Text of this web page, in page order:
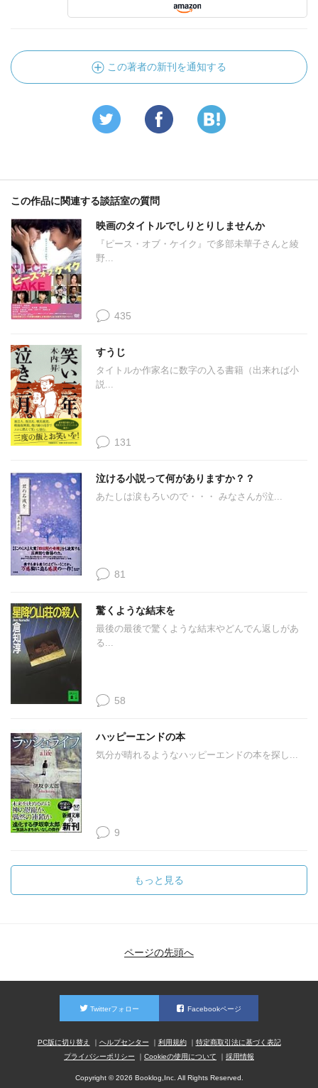
この著者の新刊を通知する
この作品に関連する談話室の質問
映画のタイトルでしりとりしませんか
『ピース・オブ・ケイク』で多部未華子さんと綾
野...
435
すうじ
タイトルか作家名に数字の入る書籍（出来れば小
説...
131
泣ける小説って何がありますか？？
あたしは涙もろいので・・・ みなさんが泣...
81
驚くような結末を
最後の最後で驚くような結末やどんでん返しがあ
る...
58
ハッピーエンドの本
気分が晴れるようなハッピーエンドの本を探し...
9
もっと見る
ページの先頭へ
Twitterフォロー Facebookページ
PC版に切り替え ヘルプセンター 利用規約
特定商取引法に基づく表記
プライバシーポリシー
Cookieの使用について 採用情報
Copyright © 2026 Booklog,Inc. All Rights Reserved.